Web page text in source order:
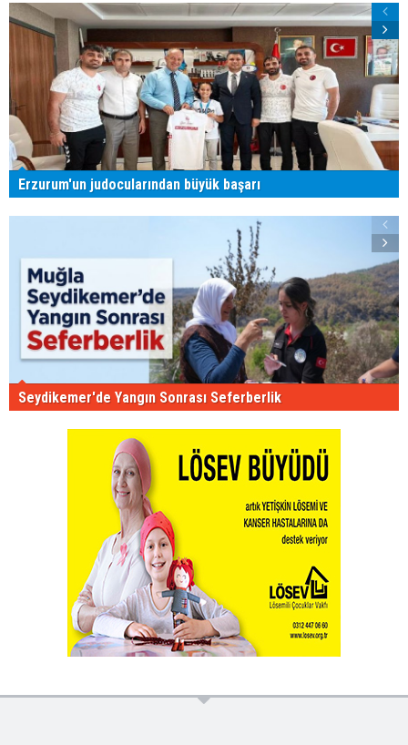
Erzurum'un judocularından büyük başarı
Seydikemer'de Yangın Sonrası Seferberlik